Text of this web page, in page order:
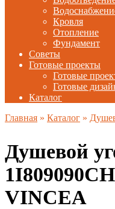
Кровля
Отопление
Фундамент
Советы
Готовые проекты
Готовые
Готовые
Каталог
Главная » Каталог »
Душевой
VINCEA